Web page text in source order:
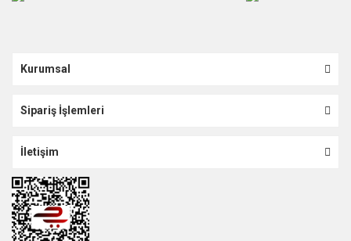
Kurumsal
Sipariş İşlemleri
İletişim